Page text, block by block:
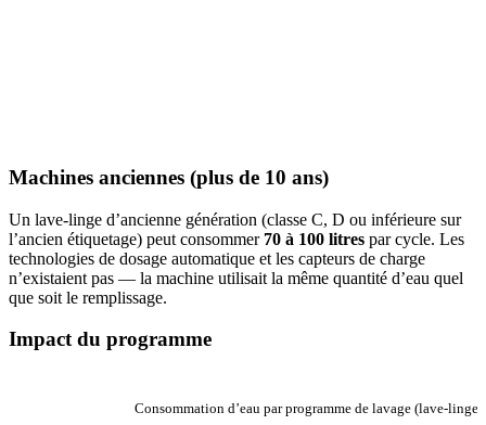
Machines anciennes (plus de 10 ans)
Un lave-linge d’ancienne génération (classe C, D ou inférieure sur
l’ancien étiquetage) peut consommer 70 à 100 litres par cycle. Les
technologies de dosage automatique et les capteurs de charge
n’existaient pas — la machine utilisait la même quantité d’eau quel
que soit le remplissage.
Impact du programme
Consommation d’eau par programme de lavage (lave-linge